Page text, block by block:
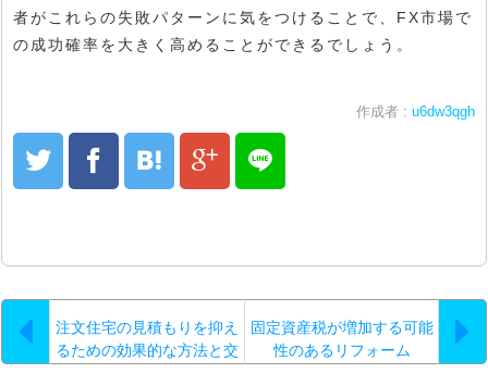
者がこれらの失敗パターンに気をつけることで、FX市場で
の成功確率を大きく高めることができるでしょう。
作成者 : u6dw3qgh
注文住宅の見積もりを抑え
るための効果的な方法と交
固定資産税が増加する可能
性のあるリフォーム